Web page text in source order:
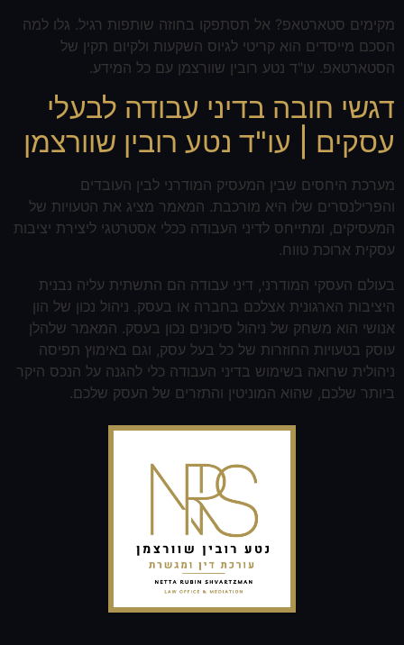
מקימים סטארטאפ? אל תסתפקו בחוזה שותפות רגיל. גלו למה
הסכם מייסדים הוא קריטי לגיוס השקעות ולקיום תקין של
הסטארטאפ. עו"ד נטע רובין שוורצמן עם כל המידע.
דגשי חובה בדיני עבודה לבעלי
עסקים | עו"ד נטע רובין שוורצמן
מערכת היחסים שבין המעסיק המודרני לבין העובדים
והפרילנסרים שלו היא מורכבת. המאמר מציג את הטעויות של
המעסיקים, ומתייחס לדיני העבודה ככלי אסטרטגי ליצירת יציבות
עסקית ארוכת טווח.
בעולם העסקי המודרני, דיני עבודה הם התשתית עליה נבנית
היציבות הארגונית אצלכם בחברה או בעסק. ניהול נכון של הון
אנושי הוא משחק של ניהול סיכונים נכון בעסק. המאמר שלהלן
עוסק בטעויות החוזרות של כל בעל עסק, וגם באימוץ תפיסה
ניהולית שרואה בשימוש בדיני העבודה כלי להגנה על הנכס היקר
ביותר שלכם, שהוא המוניטין והתזרים של העסק שלכם.